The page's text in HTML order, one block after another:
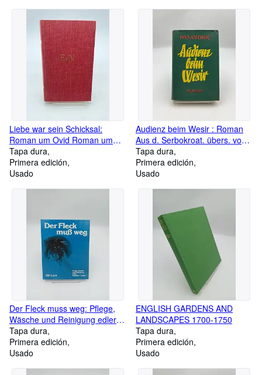
Liebe war sein Schicksal:
Roman um Ovid Roman um
Ovid
Tapa dura
Primera edición
Usado
Audienz beim Wesir : Roman
Aus d. Serbokroat. übers. von
Hans Thurn
Tapa dura
Primera edición
Usado
Der Fleck muss weg: Pflege,
Wäsche und Reinigung edler
Textilien und Leder Pflege,
Wäsche und Reinigung edler
Textilien und Leder
Tapa dura
Primera edición
Usado
ENGLISH GARDENS AND
LANDSCAPES 1700-1750
Tapa dura
Primera edición
Usado